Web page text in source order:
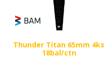
Thunder Titan 65mm 4ks
18bal/ctn